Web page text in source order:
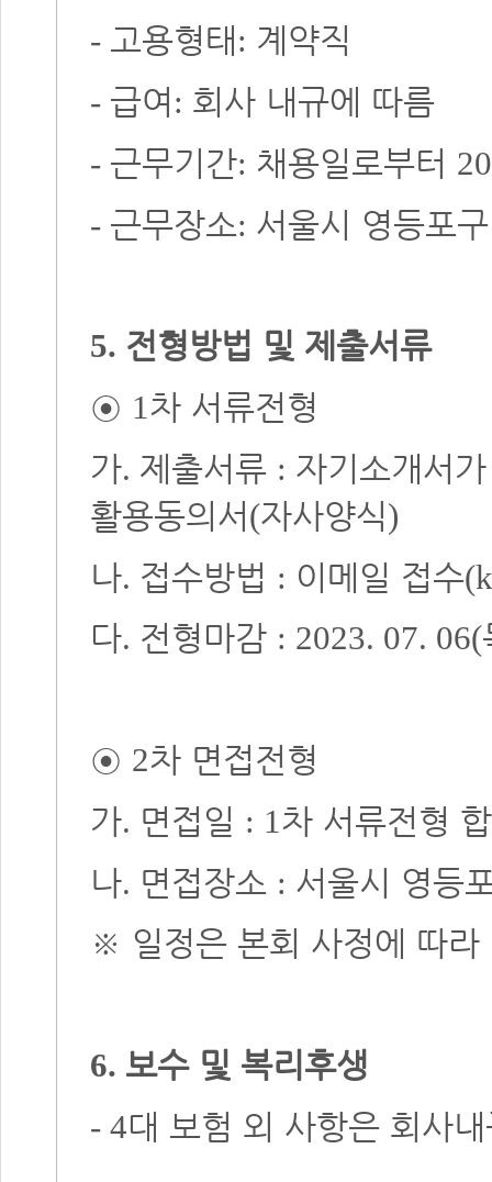
- 고용형태 : 계약직
- 급여 : 회사 내규에 따름
- 근무기간: 채용일로부터
- 근무장소: 서울시 영등포
5. 전형방법 및 제출서류
◉ 1차 서류전형
가. 제출서류 : 자기소개서
활용동의서 (자사양식)
나. 접수방법 : 이메일 접수
다. 전형마감 : 2023. 07. 06(
◉ 2차 면접전형
가. 면접일 : 1 차 서류전형
나. 면접장소 : 서울시 영등
※ 일정은 본회 사정에 따
6. 보수 및 복리후생
- 4대 보험 외 사항은 회사